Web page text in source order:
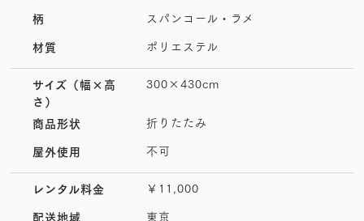
柄 スパンコール・ラメ
材質 ポリエステル
サイズ （幅×高
さ）
300×430cm
商品形状 折りたたみ
屋外使用 不可
レンタル料金 ￥11,000
配送地域 東京